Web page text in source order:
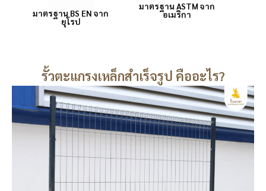
มาตรฐาน BS EN จาก
ยุโรป
มาตรฐาน ASTM จาก
อเมริกา
รั้วตะแกรงเหล็กสำเร็จรูป คืออะไร?